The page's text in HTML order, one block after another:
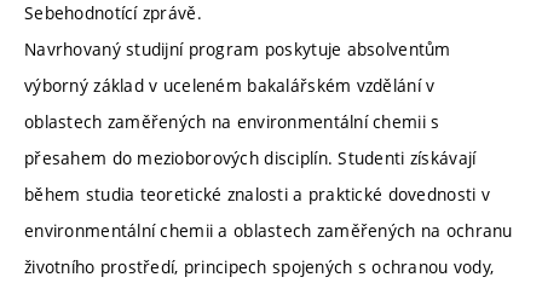
Sebehodnotící zprávě.
Navrhovaný studijní program poskytuje absolventům
výborný základ v uceleném bakalářském vzdělání v
oblastech zaměřených na environmentální chemii s
přesahem do mezioborových disciplín. Studenti získávají
během studia teoretické znalosti a praktické dovednosti v
environmentální chemii a oblastech zaměřených na ochranu
životního prostředí, principech spojených s ochranou vody,